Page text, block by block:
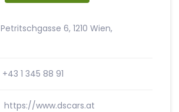
Petritschgasse 6, 1210 Wien,
+43 1 345 88 91
https://www.dscars.at